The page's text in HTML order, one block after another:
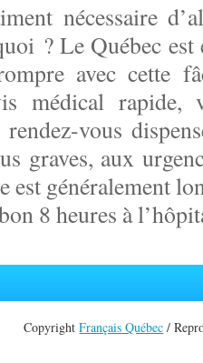
nécessaire
? Le Québec
avec cette
médical rapide,
vous
graves, aux
est généralement
8 heures à
CopyrightFrançais Québec /